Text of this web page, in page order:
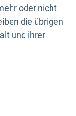
oder nicht
die übrigen
und ihrer